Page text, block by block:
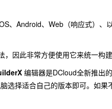
、Android、Web（响应式）、
因此非常方便使用它来统一构建
编辑器是DCloud全新推出
选择适合自己的版本即可。如果